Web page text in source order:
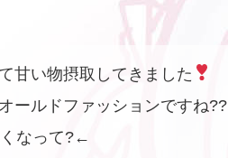
甘い物摂取してきました
ールドファッションですね??
なって?←